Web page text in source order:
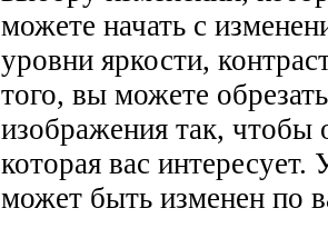
можете начать с
уровни яркости,
того, вы можете
изображения так, чтобы
которая вас
может быть изменен по